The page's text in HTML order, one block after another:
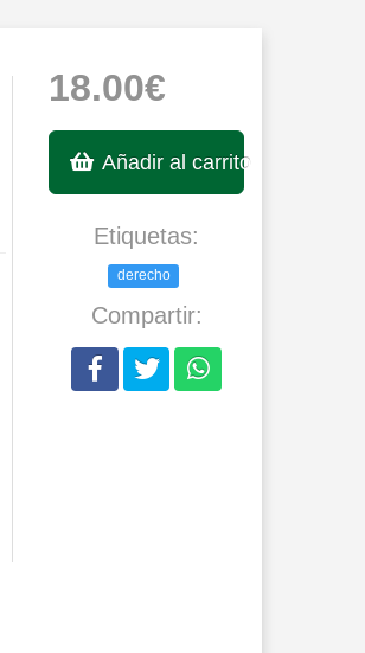
18.00€
Añadir al carrito
Etiquetas:
derecho
Compartir: